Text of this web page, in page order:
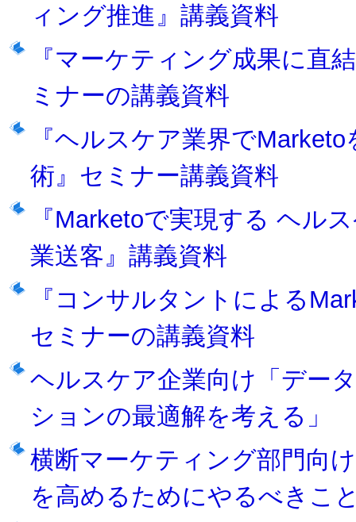
ィング推進』講義資料
『マーケティング成果に直
ミナーの講義資料
『ヘルスケア業界で
術』セミナー講義資料
『Marketoで実現する ヘル
業送客』講義資料
『コンサルタントによる
セミナーの講義資料
ヘルスケア企業向け「デー
ションの最適解を考える」
横断マーケティング部門向
を高めるためにやるべきこ